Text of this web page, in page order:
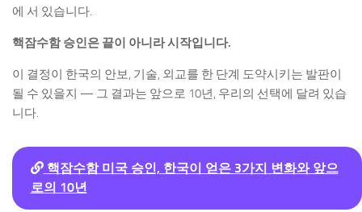
에 서 있습니다.
핵잠수함 승인은 끝이 아니라 시작입니다.
이 결정이 한국의 안보, 기술, 외교를 한 단계 도약시키는 발판이
될 수 있을지 — 그 결과는 앞으로 10년, 우리의 선택에 달려 있습
니다.
핵잠수함 미국 승인, 한국이 얻은 3가지 변화와 앞으
로의 10년